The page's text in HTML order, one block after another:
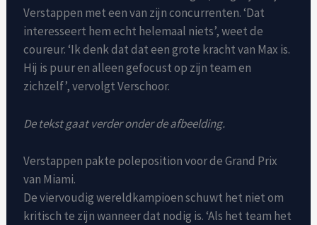
Verstappen met een van zijn concurrenten. ‘Dat
interesseert hem echt helemaal niets’, weet de
coureur. ‘Ik denk dat dat een grote kracht van Max is.
Hij is puur en alleen gefocust op zijn team en
zichzelf’, vervolgt Verschoor.
De tekst gaat verder onder de afbeelding.
Verstappen pakte poleposition voor de Grand Prix
van Miami.
De viervoudig wereldkampioen schuwt het niet om
kritisch te zijn wanneer dat nodig is. ‘Als het team het